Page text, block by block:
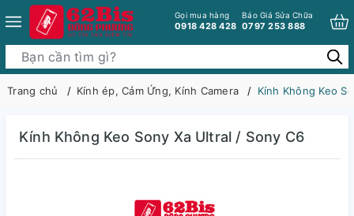
Gọi mua hàng
0918 428 428
Báo Giá Sửa Chữa
0797 253 888
Trang chủ Kính ép, Cảm Ứng, Kính Camera Kính Không Keo
Kính Không Keo Sony Xa Ultral / Sony C6